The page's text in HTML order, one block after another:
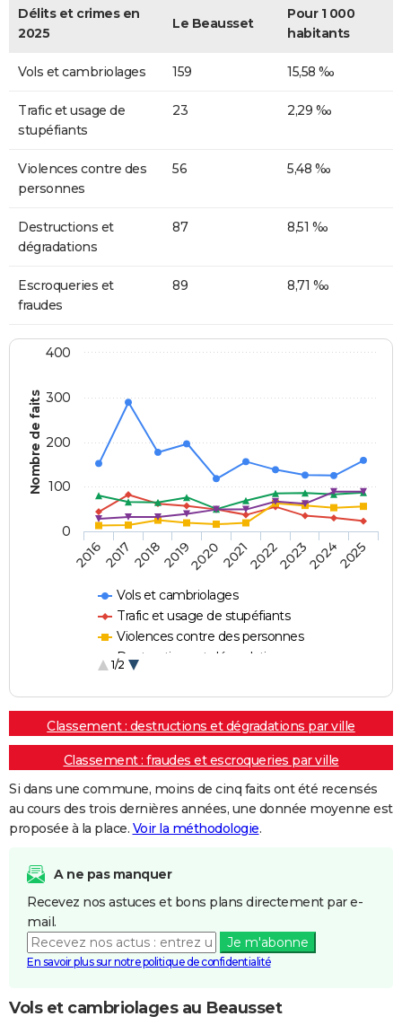
Délits et crimes en
2025
Le Beausset
Pour 1 000
habitants
Vols et cambriolages 159 15,58 ‰
Trafic et usage de
stupéfiants
23 2,29 ‰
Violences contre des
personnes
56 5,48 ‰
Destructions et
dégradations
87 8,51 ‰
Escroqueries et
fraudes
89 8,71 ‰
Nombre de faits
Vols et cambriolages
Trafic et usage de stupéfiants
Violences contre des personnes
Destructions et dégradations
1/2
2016201720182019202020212022202320242025
0
100
200
300
400
Classement : destructions et dégradations par ville
Classement : fraudes et escroqueries par ville
Si dans une commune, moins de cinq faits ont été recensés
au cours des trois dernières années, une donnée moyenne est
proposée à la place. Voir la méthodologie.
A ne pas manquer
Recevez nos astuces et bons plans directement par e-
mail.
Je m'abonne
En savoir plus sur notre politique de confidentialité
Vols et cambriolages au Beausset